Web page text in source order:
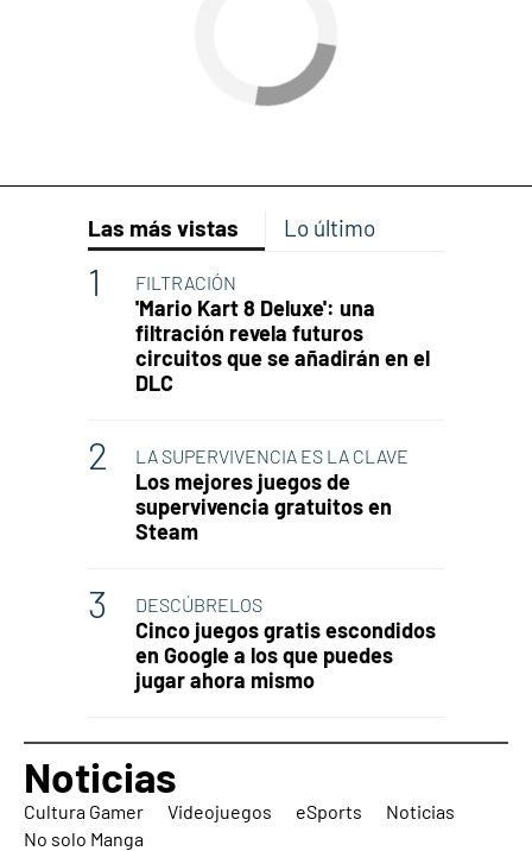
Las más vistas Lo último
FILTRACIÓN
'Mario Kart 8 Deluxe': una
filtración revela futuros
circuitos que se añadirán en el
DLC
LA SUPERVIVENCIA ES LA CLAVE
Los mejores juegos de
supervivencia gratuitos en
Steam
DESCÚBRELOS
Cinco juegos gratis escondidos
en Google a los que puedes
jugar ahora mismo
Noticias
Cultura Gamer Videojuegos eSports
Noticias
No solo Manga